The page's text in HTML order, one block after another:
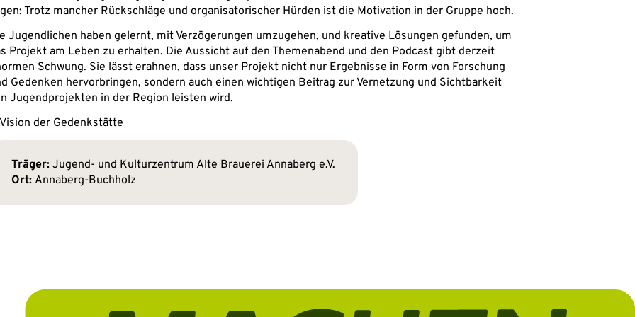
Trotz mancher Rückschläge und organisatorischer Hürden ist die Motivation in der Gruppe hoch.
Jugendlichen haben gelernt, mit Verzögerungen umzugehen, und kreative Lösungen gefunden, um
Projekt am Leben zu erhalten. Die Aussicht auf den Themenabend und den Podcast gibt derzeit
Schwung. Sie lässt erahnen, dass unser Projekt nicht nur Ergebnisse in Form von Forschung
Gedenken hervorbringen, sondern auch einen wichtigen Beitrag zur Vernetzung und Sichtbarkeit
Jugendprojekten in der Region leisten wird.
der Gedenkstätte
Träger: Jugend- und Kulturzentrum Alte Brauerei Annaberg e.V.
Ort: Annaberg-Buchholz